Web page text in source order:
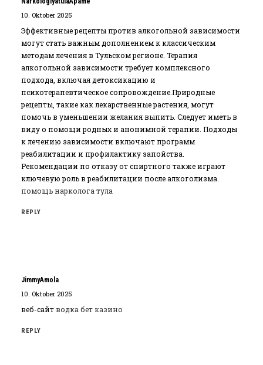
10. Oktober 2025
Эффективные рецепты против алкогольной зависимости
могут стать важным дополнением к классическим
методам лечения в Тульском регионе. Терапия
алкогольной зависимости требует комплексного
подхода‚ включая детоксикацию и
психотерапевтическое сопровождение.Природные
рецепты‚ такие как лекарственные растения‚ могут
помочь в уменьшении желания выпить. Следует иметь в
виду о помощи родных и анонимной терапии. Подходы
к лечению зависимости включают программ
реабилитации и профилактику запойства.
Рекомендации по отказу от спиртного также играют
ключевую роль в реабилитации после алкоголизма.
помощь нарколога тула
REPLY
JimmyAmola
10. Oktober 2025
веб-сайтводка бет казино
REPLY